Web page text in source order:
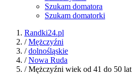
Szukam domatora
Szukam domatorki
Randki24.pl
/Mężczyźni
/dolnośląskie
/Nowa Ruda
/ Mężczyźni wiek od 41 do 50 lat